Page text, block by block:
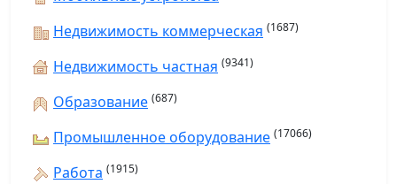
Недвижимость коммерческая (1687)
Недвижимость частная (9341)
Образование (687)
Промышленное оборудование (17066)
Работа (1915)